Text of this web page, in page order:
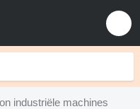
industriële machines